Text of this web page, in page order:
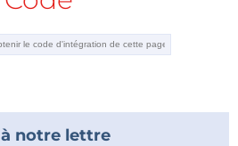
à notre lettre